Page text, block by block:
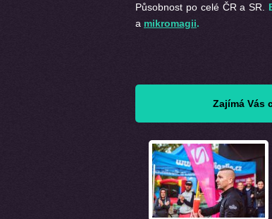
Působnost po celé ČR a SR.
a mikromagii.
Zajímá Vás